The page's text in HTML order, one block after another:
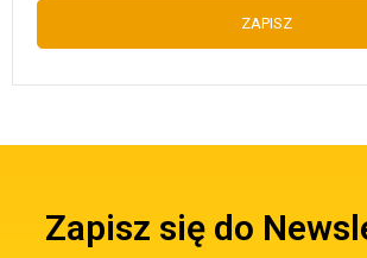
ZAPISZ
Zapisz się do